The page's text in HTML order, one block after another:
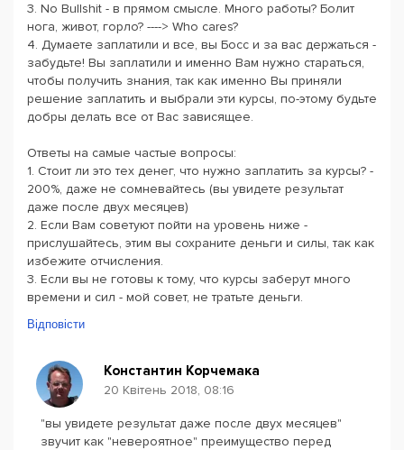
3. No Bullshit - в прямом смысле. Много работы? Болит
нога, живот, горло? ----> Who cares?
4. Думаете заплатили и все, вы Босс и за вас держаться -
забудьте! Вы заплатили и именно Вам нужно стараться,
чтобы получить знания, так как именно Вы приняли
решение заплатить и выбрали эти курсы, по-этому будьте
добры делать все от Вас зависящее.
Ответы на самые частые вопросы:
1. Стоит ли это тех денег, что нужно заплатить за курсы? -
200%, даже не сомневайтесь (вы увидете результат
даже после двух месяцев)
2. Если Вам советуют пойти на уровень ниже -
прислушайтесь, этим вы сохраните деньги и силы, так как
избежите отчисления.
3. Если вы не готовы к тому, что курсы заберут много
времени и сил - мой совет, не тратьте деньги.
Відповісти
Константин Корчемака
20 Квітень 2018, 08:16
"вы увидете результат даже после двух месяцев"
звучит как "невероятное" преимущество перед